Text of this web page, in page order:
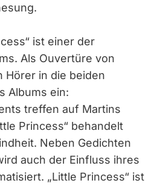
ist einer der
Als Ouvertüre von
Hörer in die beiden
Albums ein:
treffen auf Martins
Princess“ behandelt
Neben Gedichten
auch der Einfluss ihres
„Little Princess“ ist